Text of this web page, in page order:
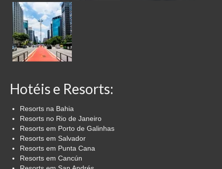
Hotéis e Resorts:
Resorts na Bahia
Resorts no Rio de Janeiro
Resorts em Porto de Galinhas
Resorts em Salvador
Resorts em Punta Cana
Resorts em Cancún